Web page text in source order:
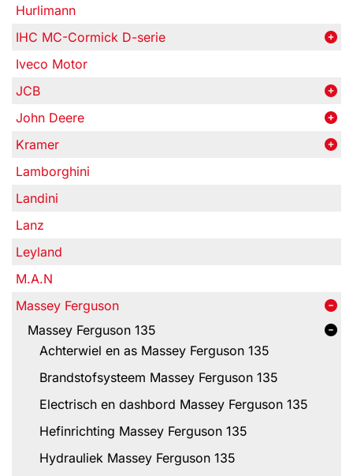
Hurlimann
IHC MC-Cormick D-serie
Iveco Motor
JCB
John Deere
Kramer
Lamborghini
Landini
Lanz
Leyland
M.A.N
Massey Ferguson
Massey Ferguson 135
Achterwiel en as Massey Ferguson 135
Brandstofsysteem Massey Ferguson 135
Electrisch en dashbord Massey Ferguson 135
Hefinrichting Massey Ferguson 135
Hydrauliek Massey Ferguson 135